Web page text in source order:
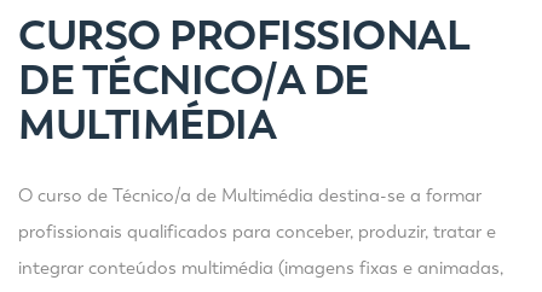
CURSO PROFISSIONAL
DE TÉCNICO/A DE
MULTIMÉDIA
O curso de Técnico/a de Multimédia destina-se a formar
profissionais qualificados para conceber, produzir, tratar e
integrar conteúdos multimédia (imagens fixas e animadas,